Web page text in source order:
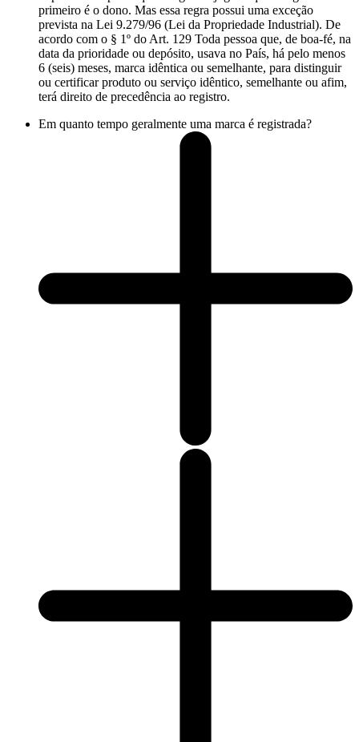
primeiro é o dono. Mas essa regra possui uma exceção
prevista na Lei 9.279/96 (Lei da Propriedade Industrial). De
acordo com o § 1º do Art. 129 Toda pessoa que, de boa-fé, na
data da prioridade ou depósito, usava no País, há pelo menos
6 (seis) meses, marca idêntica ou semelhante, para distinguir
ou certificar produto ou serviço idêntico, semelhante ou afim,
terá direito de precedência ao registro.
Em quanto tempo geralmente uma marca é registrada?